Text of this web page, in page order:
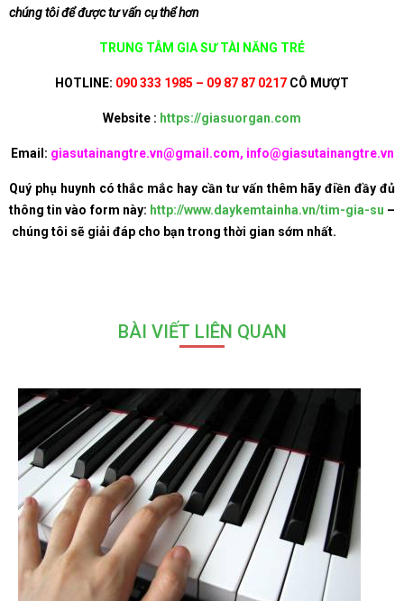
chúng tôi để được tư vấn cụ thể hơn
TRUNG TÂM GIA SƯ TÀI NĂNG TRẺ
HOTLINE: 090 333 1985 – 09 87 87 0217 CÔ MƯỢT
Website : https://giasuorgan.com
Email: giasutainangtre.vn@gmail.com, info@giasutainangtre.vn
Quý phụ huynh có thắc mắc hay cần tư vấn thêm hãy điền đầy đủ
thông tin vào form này: http://www.daykemtainha.vn/tim-gia-su –
chúng tôi sẽ giải đáp cho bạn trong thời gian sớm nhất.
BÀI VIẾT LIÊN QUAN